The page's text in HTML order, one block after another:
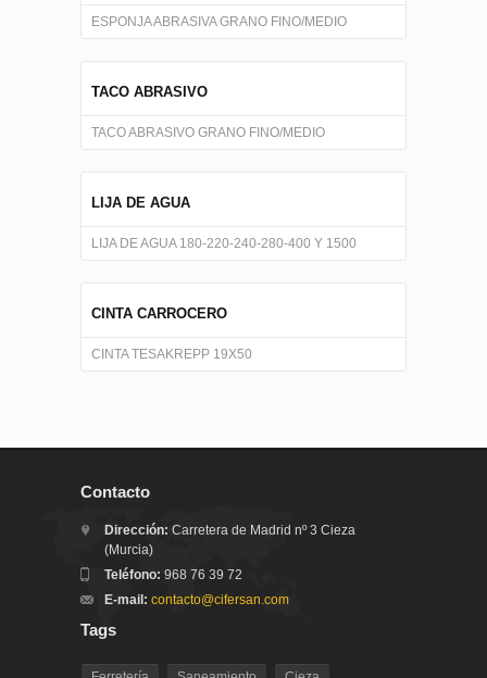
ESPONJA ABRASIVA GRANO FINO/MEDIO
TACO ABRASIVO
TACO ABRASIVO GRANO FINO/MEDIO
LIJA DE AGUA
LIJA DE AGUA 180-220-240-280-400 Y 1500
CINTA CARROCERO
CINTA TESAKREPP 19X50
Contacto
Dirección: Carretera de Madrid nº 3 Cieza
(Murcia)
Teléfono: 968 76 39 72
E-mail: contacto@cifersan.com
Tags